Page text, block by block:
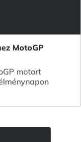
MotoGP
motort